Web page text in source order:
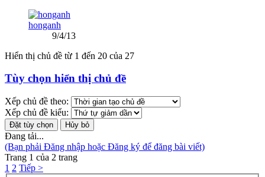
honganh
9/4/13
Hiển thị chủ đề từ 1 đến 20 của 27
Tùy chọn hiển thị chủ đề
Xếp chủ đề theo:
Xếp chủ đề kiểu:
Đang tải...
(Bạn phải Đăng nhập hoặc Đăng ký để đăng bài viết)
Trang 1 của 2 trang
1 2 Tiếp >